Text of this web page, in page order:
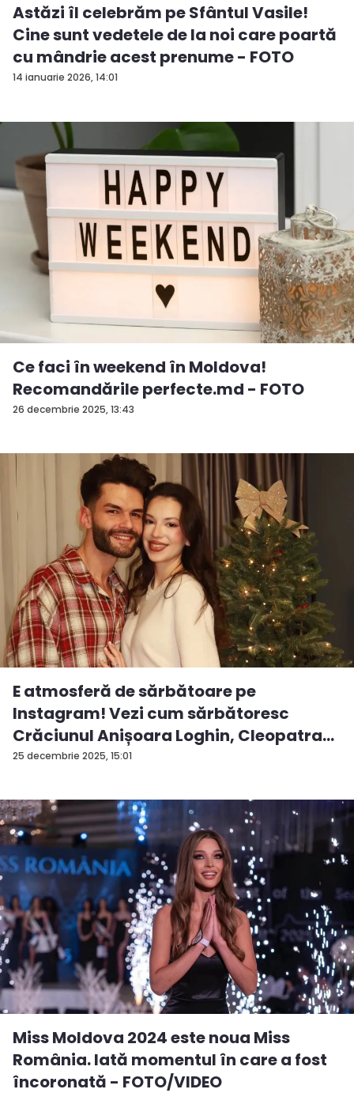
14 ianuarie 2026, 14:01
Astăzi îl celebrăm pe Sfântul Vasile!
Cine sunt vedetele de la noi care poartă
cu mândrie acest prenume - FOTO
26 decembrie 2025, 13:43
Ce faci în weekend în Moldova!
Recomandările perfecte.md - FOTO
25 decembrie 2025, 15:01
E atmosferă de sărbătoare pe
Instagram! Vezi cum sărbătoresc
Crăciunul Anișoara Loghin, Cleopatra
S...
Miss Moldova 2024 este noua Miss
România. Iată momentul în care a fost
încoronată - FOTO/VIDEO